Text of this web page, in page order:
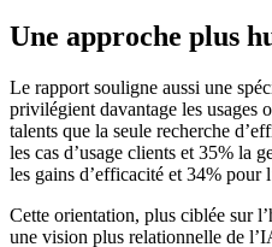
Une approche plus
Le rapport souligne aussi une
privilégient davantage les usages
talents que la seule recherche
les cas d’usage clients et 35% la
les gains d’efficacité et 34% pour
Cette orientation, plus ciblée sur
une vision plus relationnelle de